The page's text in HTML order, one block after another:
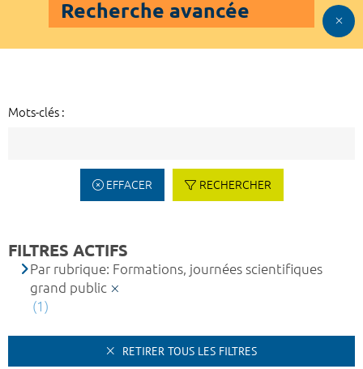
Recherche avancée
Mots-clés :
EFFACER RECHERCHER
FILTRES ACTIFS
Par rubrique: Formations, journées scientifiques
grand public
(1)
RETIRER TOUS LES FILTRES